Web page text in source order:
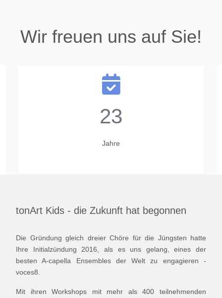
Wir freuen uns auf Sie!
23
Jahre
tonArt Kids - die Zukunft hat begonnen
Die Gründung gleich dreier Chöre für die Jüngsten hatte
Ihre Initialzündung 2016, als es uns gelang, eines der
besten A-capella Ensembles der Welt zu engagieren -
voces8.
Mit ihren Workshops mit mehr als 400 teilnehmenden